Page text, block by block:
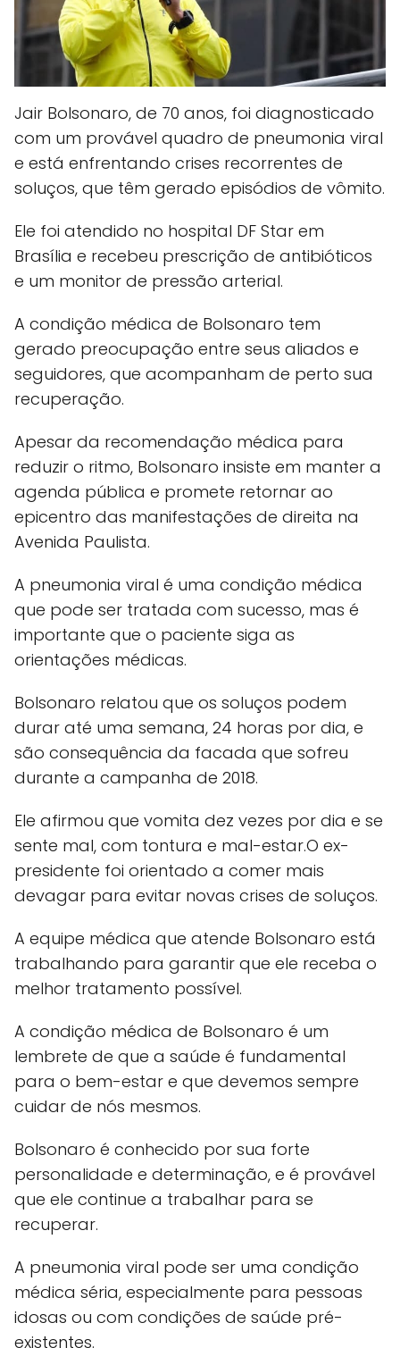
Jair Bolsonaro, de 70 anos, foi diagnosticado
com um provável quadro de pneumonia viral
e está enfrentando crises recorrentes de
soluços, que têm gerado episódios de vômito.
Ele foi atendido no hospital DF Star em
Brasília e recebeu prescrição de antibióticos
e um monitor de pressão arterial.
A condição médica de Bolsonaro tem
gerado preocupação entre seus aliados e
seguidores, que acompanham de perto sua
recuperação.
Apesar da recomendação médica para
reduzir o ritmo, Bolsonaro insiste em manter a
agenda pública e promete retornar ao
epicentro das manifestações de direita na
Avenida Paulista.
A pneumonia viral é uma condição médica
que pode ser tratada com sucesso, mas é
importante que o paciente siga as
orientações médicas.
Bolsonaro relatou que os soluços podem
durar até uma semana, 24 horas por dia, e
são consequência da facada que sofreu
durante a campanha de 2018.
Ele afirmou que vomita dez vezes por dia e se
sente mal, com tontura e mal-estar.O ex-
presidente foi orientado a comer mais
devagar para evitar novas crises de soluços.
A equipe médica que atende Bolsonaro está
trabalhando para garantir que ele receba o
melhor tratamento possível.
A condição médica de Bolsonaro é um
lembrete de que a saúde é fundamental
para o bem-estar e que devemos sempre
cuidar de nós mesmos.
Bolsonaro é conhecido por sua forte
personalidade e determinação, e é provável
que ele continue a trabalhar para se
recuperar.
A pneumonia viral pode ser uma condição
médica séria, especialmente para pessoas
idosas ou com condições de saúde pré-
existentes.